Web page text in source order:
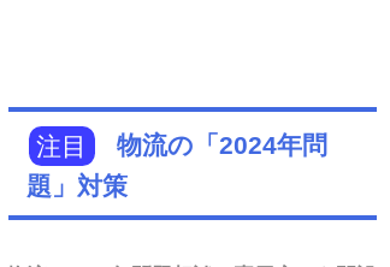
注目
物流の「2024年問
題」対策